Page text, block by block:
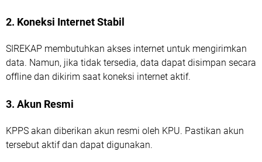
2. Koneksi Internet Stabil
SIREKAP membutuhkan akses internet untuk mengirimkan
data. Namun, jika tidak tersedia, data dapat disimpan secara
offline dan dikirim saat koneksi internet aktif.
3. Akun Resmi
KPPS akan diberikan akun resmi oleh KPU. Pastikan akun
tersebut aktif dan dapat digunakan.